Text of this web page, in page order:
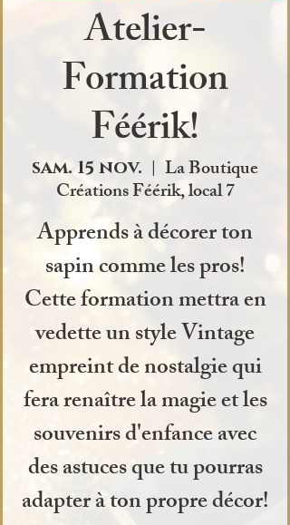
Atelier-
Formation
Féérik!
sam. 15 nov.
  |
La Boutique
Créations Féérik, local 7
Apprends à décorer ton
sapin comme les pros!
Cette formation mettra en
vedette un style Vintage
empreint de nostalgie qui
fera renaître la magie et les
souvenirs d'enfance avec
des astuces que tu pourras
adapter à ton propre décor!